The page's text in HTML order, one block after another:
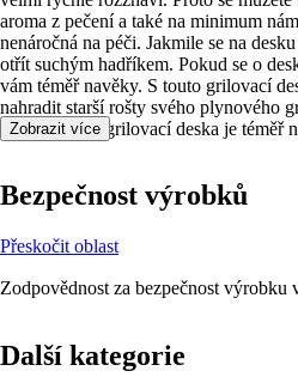
aroma z pečení a také na minimum
nenáročná na péči. Jakmile se na
otřít suchým hadříkem. Pokud se o
vám téměř navěky. S touto grilovací
nahradit starší rošty svého plynového
výhody: Tato grilovací deska je téměř
Zobrazit více
Bezpečnost výrobků
Přeskočit oblast
Zodpovědnost za bezpečnost výrobku
Další kategorie